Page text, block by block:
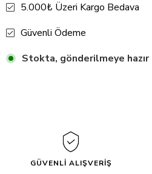
5.000₺ Üzeri Kargo Bedava
Güvenli Ödeme
Stokta, gönderilmeye hazır
GÜVENLİ ALIŞVERİŞ